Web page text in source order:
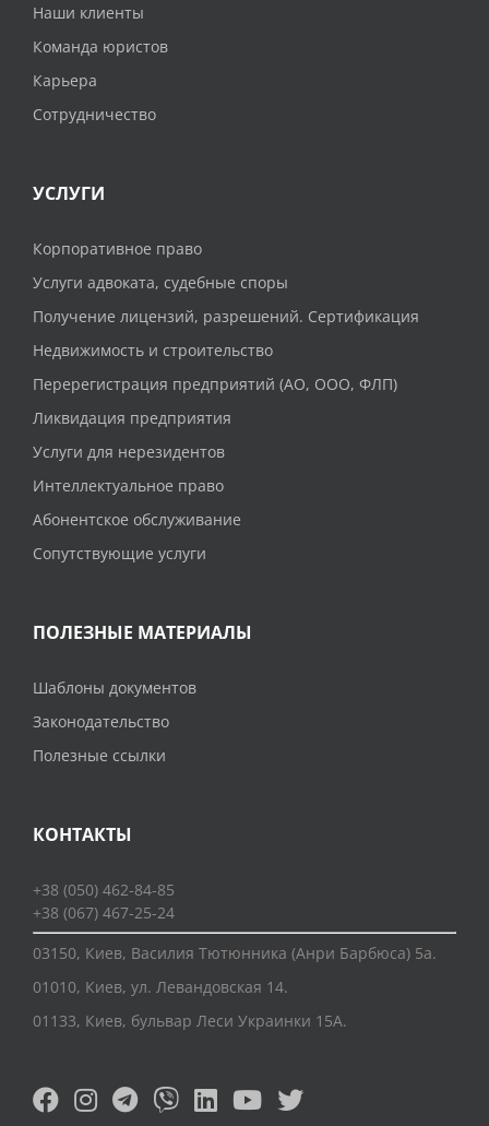
Наши клиенты
Команда юристов
Карьера
Сотрудничество
УСЛУГИ
Корпоративное право
Услуги адвоката, судебные споры
Получение лицензий, разрешений. Сертификация
Недвижимость и строительство
Перерегистрация предприятий (АО, ООО, ФЛП)
Ликвидация предприятия
Услуги для нерезидентов
Интеллектуальное право
Абонентское обслуживание
Сопутствующие услуги
ПОЛЕЗНЫЕ МАТЕРИАЛЫ
Шаблоны документов
Законодательство
Полезные ссылки
КОНТАКТЫ
+38 (050) 462-84-85
+38 (067) 467-25-24
03150, Киев, Василия Тютюнника (Анри Барбюса) 5а.
01010, Киев, ул. Левандовская 14.
01133, Киев, бульвар Леси Украинки 15А.